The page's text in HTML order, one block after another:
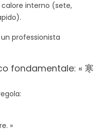
interno (sete,
professionista
fondamentale: « 寒
»